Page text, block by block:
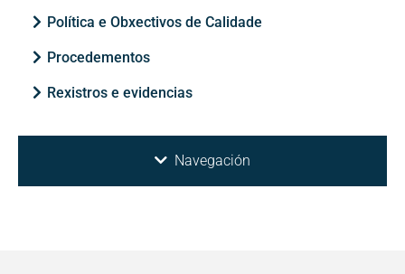
Política e Obxectivos de Calidade
Procedementos
Rexistros e evidencias
Navegación